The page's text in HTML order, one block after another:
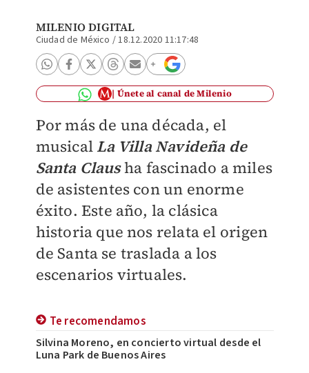
MILENIO DIGITAL
Ciudad de México /18.12.2020 11:17:48
Únete al canal de Milenio
Por más de una década, el
musicalLa Villa Navideña de
Santa Clausha fascinado a miles
de asistentes con un enorme
éxito. Este año, la clásica
historia que nos relata el origen
de Santa se traslada a los
escenarios virtuales.
Te recomendamos
Silvina Moreno, en concierto virtual desde el
Luna Park de Buenos Aires